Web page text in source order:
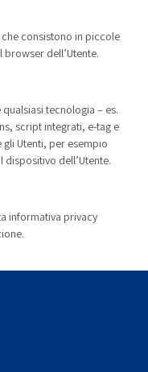
consistono in piccole
dell’Utente.
tecnologia – es.
script integrati, e-tag e
Utenti, per esempio
dell’Utente.
informativa privacy